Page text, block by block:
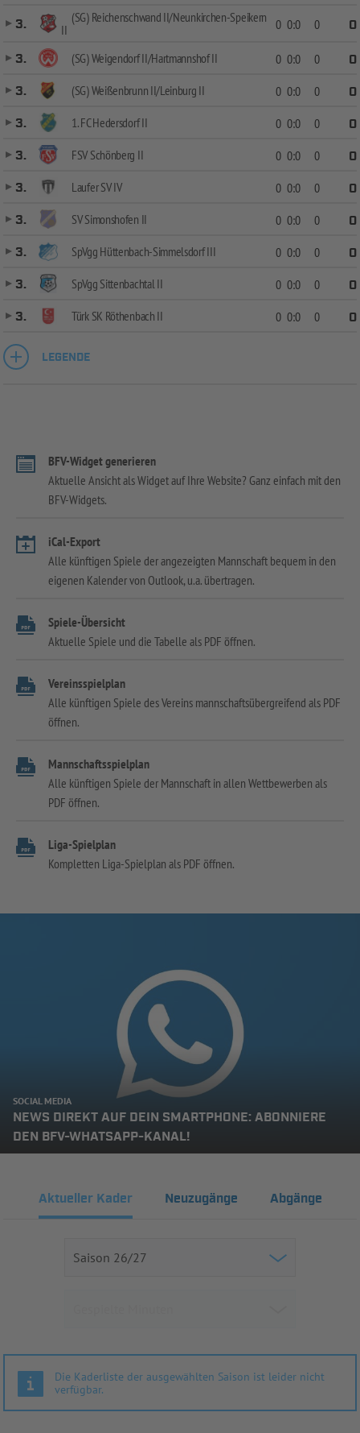
3.
(SG) Reichenschwand II/Neunkirchen-Speikern
II
0 0:0 0
0
3.
(SG) Weigendorf II/Hartmannshof II 0 0:0 0
0
3.
(SG) Weißenbrunn II/Leinburg II 0 0:0 0
0
3.
1. FC Hedersdorf II 0 0:0 0
0
3.
FSV Schönberg II 0 0:0 0
0
3.
Laufer SV IV 0 0:0 0
0
3.
SV Simonshofen II 0 0:0 0
0
3.
SpVgg Hüttenbach-Simmelsdorf III 0 0:0 0
0
3.
SpVgg Sittenbachtal II 0 0:0 0
0
3.
Türk SK Röthenbach II 0 0:0 0 0
LEGENDE
BFV-Widget generieren
Aktuelle Ansicht als Widget auf Ihre Website? Ganz einfach mit den
BFV-Widgets.
iCal-Export
Alle künftigen Spiele der angezeigten Mannschaft bequem in den
eigenen Kalender von Outlook, u.a. übertragen.
Spiele-Übersicht
Aktuelle Spiele und die Tabelle als PDF öffnen.
Vereinsspielplan
Alle künftigen Spiele des Vereins mannschaftsübergreifend als PDF
öffnen.
Mannschaftsspielplan
Alle künftigen Spiele der Mannschaft in allen Wettbewerben als
PDF öffnen.
Liga-Spielplan
Kompletten Liga-Spielplan als PDF öffnen.
SOCIAL MEDIA
NEWS DIREKT AUF DEIN SMARTPHONE: ABONNIERE
DEN BFV-WHATSAPP-KANAL!
Aktueller Kader Neuzugänge Abgänge
Die Kaderliste der ausgewählten Saison ist leider nicht
verfügbar.